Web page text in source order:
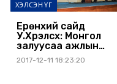
ХЭЛСЭН ҮГ
Ерөнхий сайд
У.Хүрэлсүх: Монгол
залуусаа ажлын
байраар хангаж,
гадаадаас авдаг
2017-12-11 18:23:20